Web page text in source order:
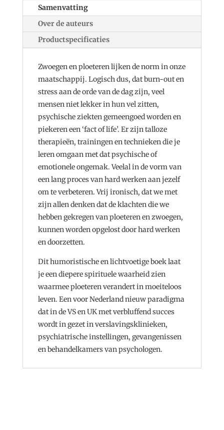
Samenvatting
Over de auteurs
Productspecificaties
Zwoegen en ploeteren lijken de norm in onze
maatschappij. Logisch dus, dat burn-out en
stress aan de orde van de dag zijn, veel
mensen niet lekker in hun vel zitten,
psychische ziekten gemeengoed worden en
piekeren een ‘fact of life’. Er zijn talloze
therapieën, trainingen en technieken die je
leren omgaan met dat psychische of
emotionele ongemak. Veelal in de vorm van
een lang proces van hard werken aan jezelf
om te verbeteren. Vrij ironisch, dat we met
zijn allen denken dat de klachten die we
hebben gekregen van ploeteren en zwoegen,
kunnen worden opgelost door hard werken
en doorzetten.
Dit humoristische en lichtvoetige boek laat
je een diepere spirituele waarheid zien
waarmee ploeteren verandert in moeiteloos
leven. Een voor Nederland nieuw paradigma
dat in de VS en UK met verbluffend succes
wordt in gezet in verslavingsklinieken,
psychiatrische instellingen, gevangenissen
en behandelkamers van psychologen.